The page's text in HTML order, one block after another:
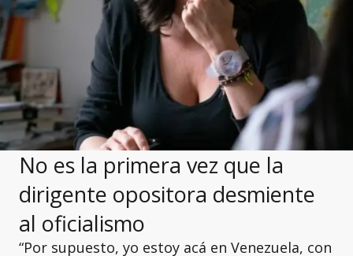
No es la primera vez que la
dirigente opositora desmiente
al oficialismo
“Por supuesto, yo estoy acá en Venezuela, con